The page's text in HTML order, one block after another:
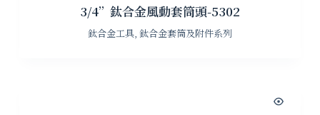
3/4”鈦合金風動套筒頭-5302
鈦合金工具, 鈦合金套筒及附件系列